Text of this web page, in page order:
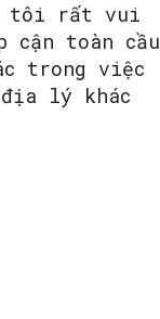
tôi rất vui
cận toàn cầu
trong việc
lý khác